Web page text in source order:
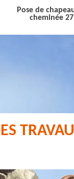
Pose de
cheminée 27